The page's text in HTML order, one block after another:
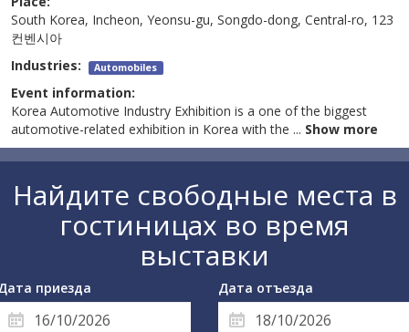
South Korea, Incheon, Yeonsu-gu, Songdo-dong, Central-ro, 123
컨벤시아
Industries: Automobiles
Event information:
Korea Automotive Industry Exhibition is a one of the biggest
automotive-related exhibition in Korea with the ... Show more
Найдите свободные места в
гостиницах во время
выставки
приезда Дата отъезда